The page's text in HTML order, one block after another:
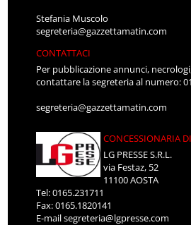
Stefania Muscolo
segreteria@gazzettamatin.com
CONTATTACI
Per pubblicazione annunci,
contattare la segreteria al numero:
segreteria@gazzettamatin.com
CONCESSIONARIA
LG PRESSE S.R.L.
via Festaz, 52
11100 AOSTA
Tel: 0165.231711
Fax: 0165.1820141
E-mailsegreteria@lgpresse.com